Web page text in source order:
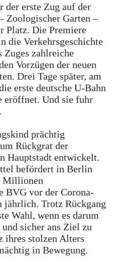
der erste Zug auf der
Zoologischer Garten –
Platz. Die Premiere
die Verkehrsgeschichte
Zuges zahlreiche
Vorzügen der neuen
Drei Tage später, am
erste deutsche U-Bahn
Und sie fuhr
prächtig
Rückgrat der
Hauptstadt entwickelt.
befördert in Berlin
Millionen
BVG vor der Corona-
jährlich. Trotz Rückgang
Wahl, wenn es darum
sicher ans Ziel zu
ihres stolzen Alters
in Bewegung.